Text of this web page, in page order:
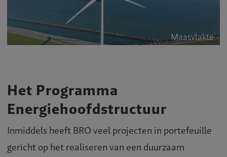
Maasvlakte
Het Programma
Energiehoofdstructuur
Inmiddels heeft BRO veel projecten in portefeuille
gericht op het realiseren van een duurzaam